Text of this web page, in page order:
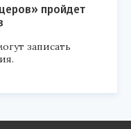
пройдет
записать